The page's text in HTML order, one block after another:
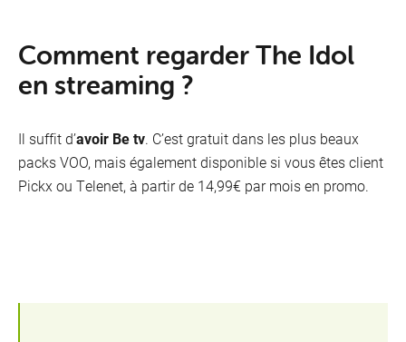
Comment regarder The Idol
en streaming ?
Il suffit d’avoir Be tv. C’est gratuit dans les plus beaux
packs VOO, mais également disponible si vous êtes client
Pickx ou Telenet, à partir de 14,99€ par mois en promo.